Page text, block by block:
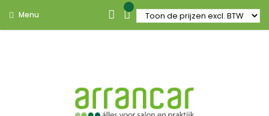
Menu